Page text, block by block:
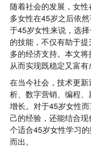
随着社会的发展，女
多女性在45岁之后依
于45岁女性来说，选
的技能，不仅有助于
多的经济支持。本文
从而实现既稳定又富有
在当今社会，技术更
析、数字营销、编程
增长。对于45岁女性
己的经验，还能结合
个适合45岁女性学习
而出。